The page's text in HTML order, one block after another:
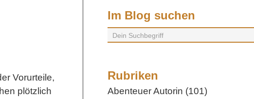
Vorurteile,
plötzlich
Im Blog suchen
Rubriken
Abenteuer Autorin (101)